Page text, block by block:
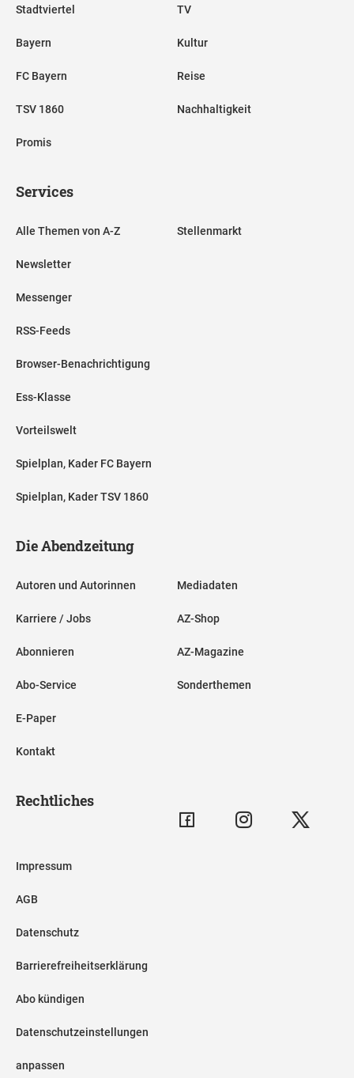
Stadtviertel
Bayern
FC Bayern
TSV 1860
Promis
TV
Kultur
Reise
Nachhaltigkeit
Services
Alle Themen von A-Z
Newsletter
Messenger
RSS-Feeds
Browser-Benachrichtigung
Ess-Klasse
Vorteilswelt
Spielplan, Kader FC Bayern
Spielplan, Kader TSV 1860
Stellenmarkt
Die Abendzeitung
Autoren und Autorinnen
Karriere / Jobs
Abonnieren
Abo-Service
E-Paper
Kontakt
Mediadaten
AZ-Shop
AZ-Magazine
Sonderthemen
Rechtliches
Impressum
AGB
Datenschutz
Barrierefreiheitserklärung
Abo kündigen
Datenschutzeinstellungen
anpassen